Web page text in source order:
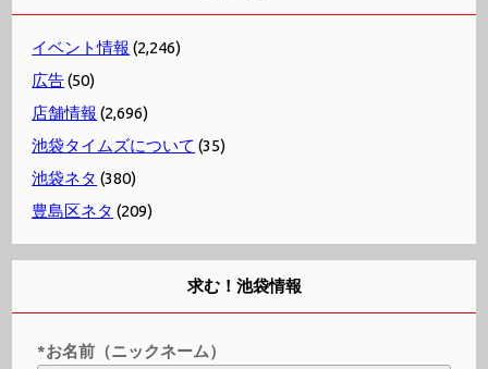
イベント情報 (2,246)
広告(50)
店舗情報 (2,696)
池袋タイムズについて (35)
池袋ネタ (380)
豊島区ネタ (209)
求む！池袋情報
*お名前（ニックネーム）